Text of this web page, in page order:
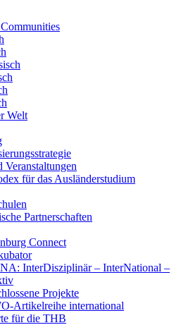
Welt
Veranstaltungen
für das Ausländerstudium
Partnerschaften
Connect
InterDisziplinär – InterNational –
Projekte
Artikelreihe international
für die THB